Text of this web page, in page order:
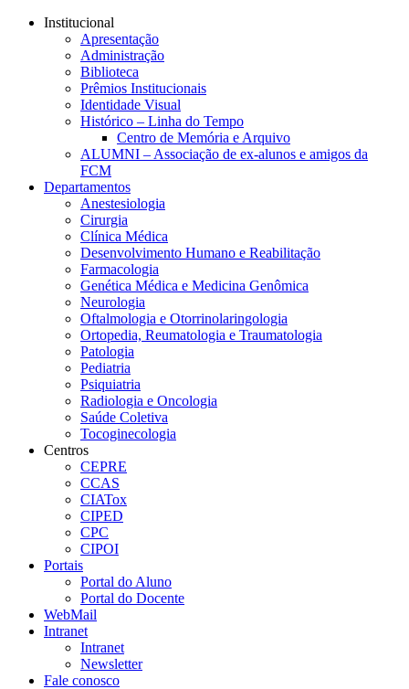
Conteúdo principal
Institucional
Apresentação
Administração
Biblioteca
Prêmios Institucionais
Identidade Visual
Histórico – Linha do Tempo
Centro de Memória e Arquivo
ALUMNI – Associação de ex-alunos e amigos da
FCM
Departamentos
Anestesiologia
Cirurgia
Clínica Médica
Desenvolvimento Humano e Reabilitação
Farmacologia
Genética Médica e Medicina Genômica
Neurologia
Oftalmologia e Otorrinolaringologia
Ortopedia, Reumatologia e Traumatologia
Patologia
Pediatria
Psiquiatria
Radiologia e Oncologia
Saúde Coletiva
Tocoginecologia
Centros
CEPRE
CCAS
CIATox
CIPED
CPC
CIPOI
Portais
Portal do Aluno
Portal do Docente
WebMail
Intranet
Intranet
Newsletter
Fale conosco